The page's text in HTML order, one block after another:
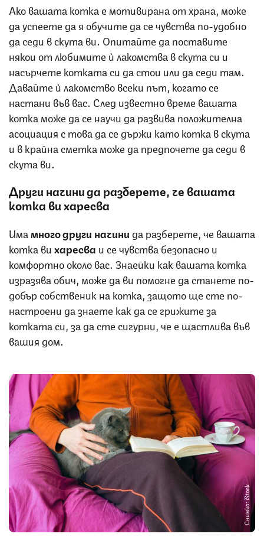
Ако вашата котка е мотивирана от храна, може
да успеете да я обучите да се чувства по-удобно
да седи в скута ви. Опитайте да поставите
някои от любимите ѝ лакомства в скута си и
насърчете котката си да стои или да седи там.
Давайте ѝ лакомство всеки път, когато се
настани във вас. След известно време вашата
котка може да се научи да развива положителна
асоциация с това да се държи като котка в скута
и в крайна сметка може да предпочете да седи в
скута ви.
Други начини да разберете, че вашата
котка ви харесва
Имамного други начинида разберете, че вашата
котка вихаресва и се чувства безопасно и
комфортно около вас. Знаейки как вашата котка
изразява обич, може да ви помогне да станете по-
добър собственик на котка, защото ще сте по-
настроени да знаете как да се грижите за
котката си, за да сте сигурни, че е щастлива във
вашия дом.
Снимка: iStock